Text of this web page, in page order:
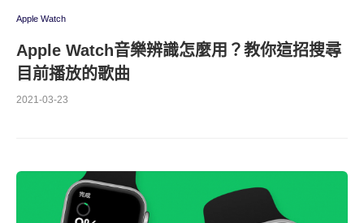
Apple Watch
Apple Watch音樂辨識怎麼用？教你這招搜尋
目前播放的歌曲
2021-03-23